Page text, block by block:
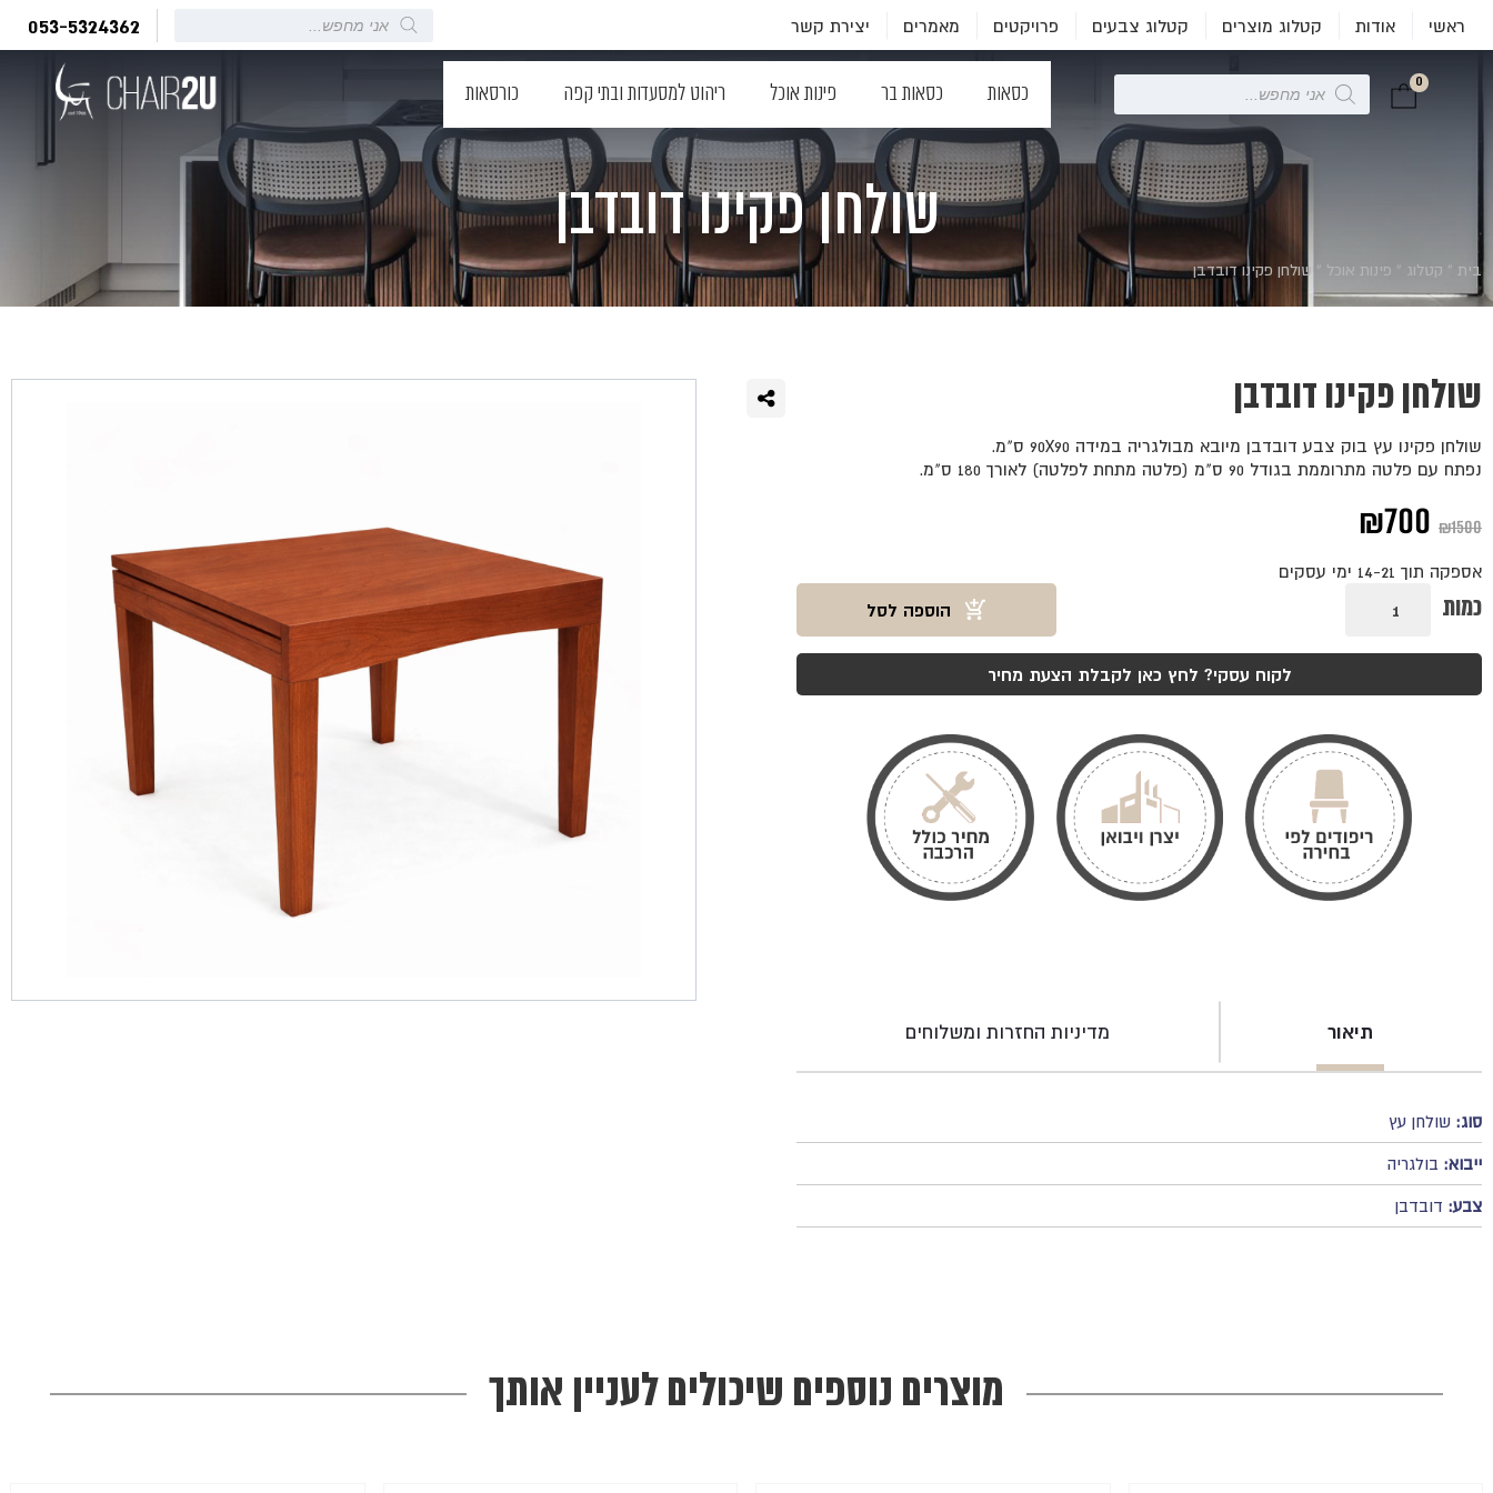
ראשי אודות קטלוג מוצרים קטלוג צבעים פרויקטים מאמרים יצירת קשר
Products
search
053-5324362
0
Products
search
כסאות כסאות בר פינות אוכל ריהוט למסעדות ובתי קפה כורסאות
שולחן פקינו דובדבן
בית » קטלוג » פינות אוכל » שולחן פקינו דובדבן
שולחן פקינו דובדבן
שולחן פקינו עץ בוק צבע דובדבן מיובא מבולגריה במידה 90X90 ס"מ.
נפתח עם פלטה מתרוממת בגודל 90 ס"מ (פלטה מתחת לפלטה) לאורך 180 ס"מ.
₪1500
המחיר
המקורי
היה:
₪1500.
₪700
הנוכחי
₪700.
אספקה תוך 14-21 ימי עסקים
כמות
פקינו
הוספה לסל
לקוח עסקי? לחץ כאן לקבלת הצעת מחיר
תיאור מדיניות החזרות ומשלוחים
סוג: שולחן עץ
ייבוא: בולגריה
צבע: דובדבן
מוצרים נוספים שיכולים לעניין אותך